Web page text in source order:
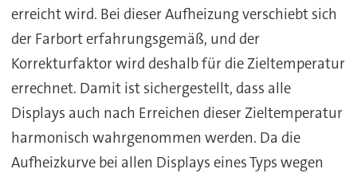
erreicht wird. Bei dieser Aufheizung verschiebt sich
der Farbort erfahrungsgemäß, und der
Korrekturfaktor wird deshalb für die Zieltemperatur
errechnet. Damit ist sichergestellt, dass alle
Displays auch nach Erreichen dieser Zieltemperatur
harmonisch wahrgenommen werden. Da die
Aufheizkurve bei allen Displays eines Typs wegen